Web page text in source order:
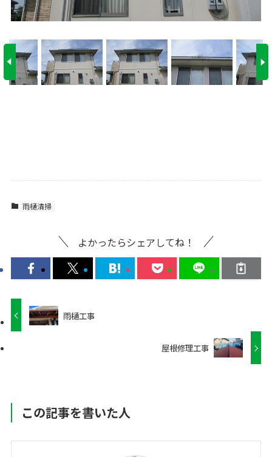
雨樋清掃
よかったらシェアしてね！
雨樋工事
屋根修理工事
この記事を書いた人